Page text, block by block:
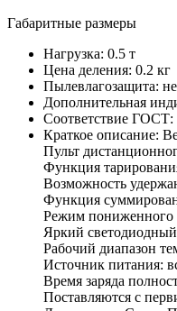
Габаритные размеры
Нагрузка: 0.5 т
Цена деления: 0.2 кг
Пылевлагозащита:
Дополнительная
Соответствие ГОСТ:
Краткое описание:
Пульт
Функция
Возможность
Функция
Режим пониженного
Яркий
Рабочий диапазон
Источник питания:
Время заряда
Поставляются с